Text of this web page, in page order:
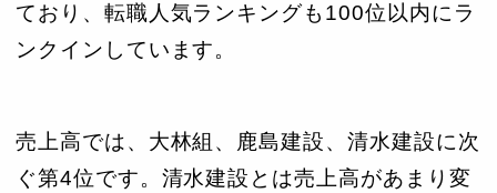
ており、転職人気ランキングも100位以内にラ
ンクインしています。
売上高では、大林組、鹿島建設、清水建設に次
ぐ第4位です。清水建設とは売上高があまり変